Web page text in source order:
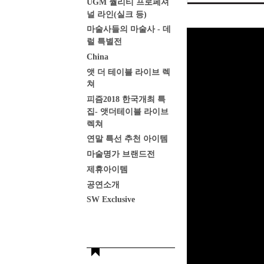
UGM 퀄리티 프로페셔
널 라인(실크 등)
마술사들의 마술사 - 데
럴 특별전
China
앳 더 테이블 라이브 렉
쳐
피즘2018 한국개최 특
집- 앳더테이블 라이브
렉쳐
연말 특선 추천 아이템
마술명가 브랜드전
제휴아이템
공연소개
SW Exclusive